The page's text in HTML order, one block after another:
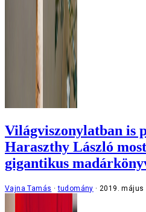
Világviszonylatban
Haraszthy László
gigantikus
Vajna Tamás tudomány 2019. május